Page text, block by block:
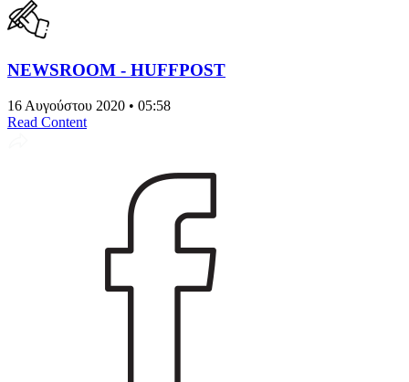
NEWSROOM - HUFFPOST
16 Αυγούστου 2020 • 05:58
Read Content